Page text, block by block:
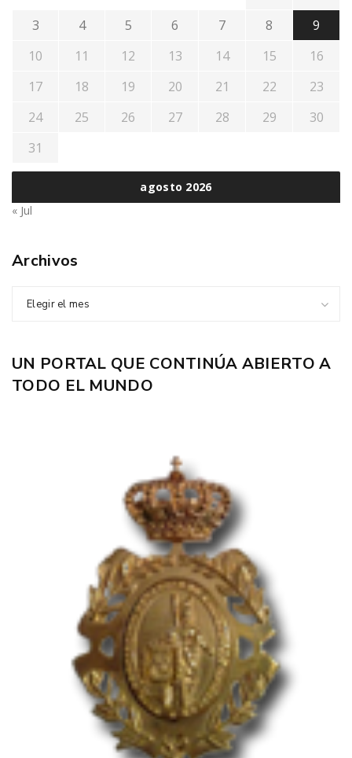
agosto 2026
3
4 5 6 7 8
9
10
11 12 13 14 15
16
17
18 19 20 21 22
23
24
25 26 27 28 29
30
31
« Jul
Archivos
Elegir el mes
UN PORTAL QUE CONTINÚA ABIERTO A
TODO EL MUNDO